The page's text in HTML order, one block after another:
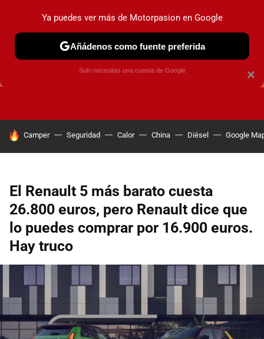
GUÍAS DE COMPRA OFERTAS DE COCHES CONSEJOS
HOY SE HABLA DE
Camper Seguridad Calor China Diésel Google
El Renault 5 más barato cuesta
26.800 euros, pero Renault dice que
lo puedes comprar por 16.900 euros.
Hay truco
×
Ya puedes ver más de Motorpasion en Google
Añádenos como fuente preferida
Solo necesitas una cuenta de Google